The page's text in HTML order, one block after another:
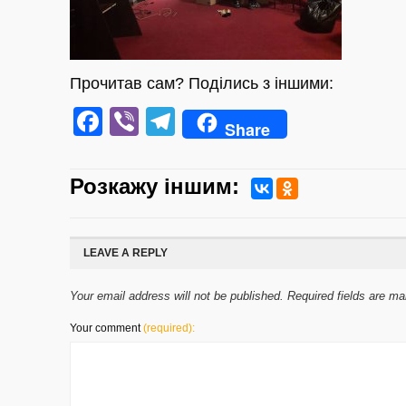
Прочитав сам? Поділись з іншими:
Facebook
ViberTelegram
Share
Розкажу iншим:
LEAVE A REPLY
Your email address will not be published. Required fields are
Your comment(required):